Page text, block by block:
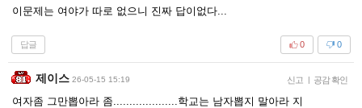
이문제는 여야가 따로 없으니 진짜 답이없다...
답글 0
0
제이스 26-05-15 15:19 신고 | 공감 확인
여자좀 그만뽑아라 좀....................학교는 남자뽑지 말아라 지